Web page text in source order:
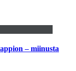
– miinusta